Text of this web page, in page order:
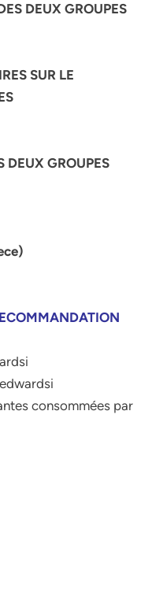
DEUX GROUPES
SUR LE
DEUX GROUPES
consommées par